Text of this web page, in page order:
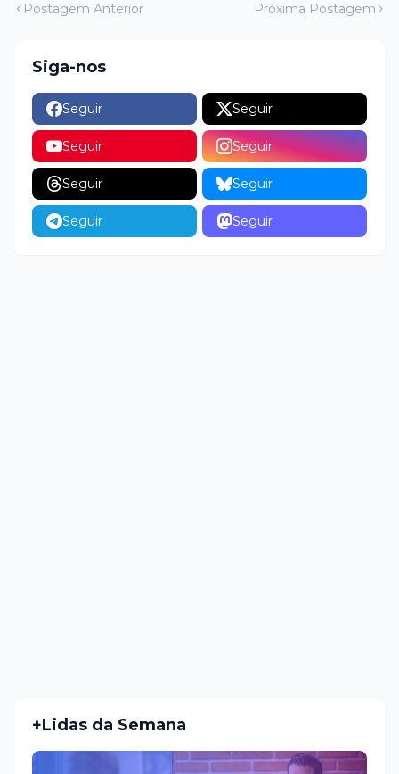
Postagem Anterior Próxima Postagem
Siga-nos
Seguir Seguir
Seguir Seguir
Seguir Seguir
Seguir Seguir
+Lidas da Semana